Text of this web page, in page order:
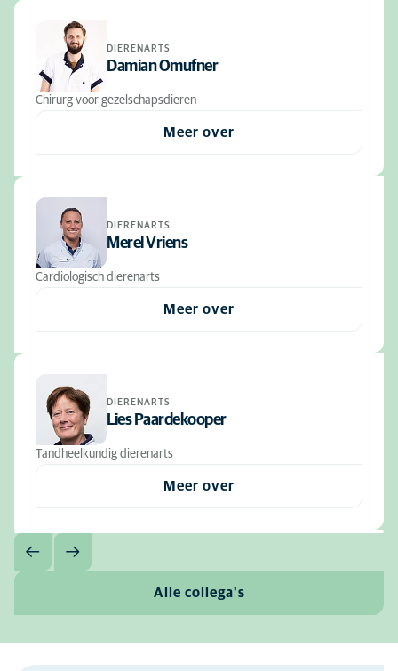
DIERENARTS
Damian Omufner
Chirurg voor gezelschapsdieren
Meer over
DIERENARTS
Merel Vriens
Cardiologisch dierenarts
Meer over
DIERENARTS
Lies Paardekooper
Tandheelkundig dierenarts
Meer over
Alle collega's